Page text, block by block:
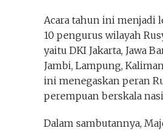
Acara tahun ini menjadi
10 pengurus wilayah
yaitu DKI Jakarta, Jawa
Jambi, Lampung,
ini menegaskan peran
perempuan berskala
Dalam sambutannya,